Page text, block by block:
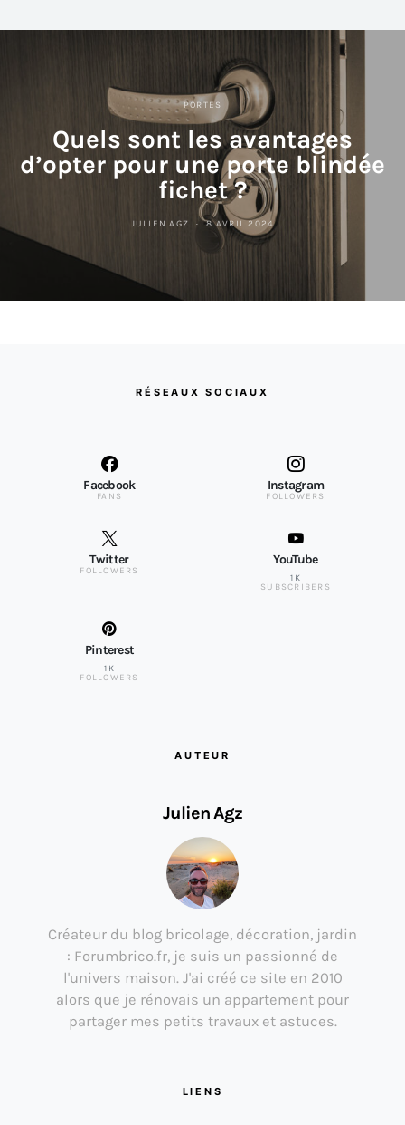
PORTES
Quels sont les avantages
d’opter pour une porte blindée
fichet ?
JULIEN AGZ 8 AVRIL 2024
RÉSEAUX SOCIAUX
Facebook
FANS
Instagram
FOLLOWERS
Twitter
FOLLOWERS
YouTube
1K
SUBSCRIBERS
Pinterest
1K
FOLLOWERS
AUTEUR
Julien Agz
Créateur du blog bricolage, décoration, jardin
: Forumbrico.fr, je suis un passionné de
l'univers maison. J'ai créé ce site en 2010
alors que je rénovais un appartement pour
partager mes petits travaux et astuces.
LIENS